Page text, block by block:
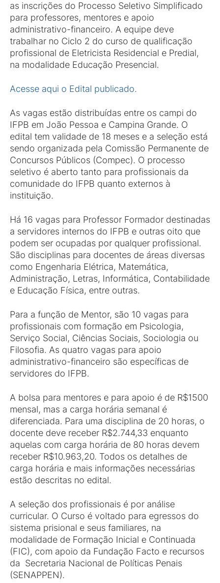
as inscrições do Processo Seletivo Simplificado
para professores, mentores e apoio
administrativo-financeiro. A equipe deve
trabalhar no Ciclo 2 do curso de qualificação
profissional de Eletricista Residencial e Predial,
na modalidade Educação Presencial.
Acesse aqui o Edital publicado.
As vagas estão distribuídas entre os campi do
IFPB em João Pessoa e Campina Grande. O
edital tem validade de 18 meses e a seleção está
sendo organizada pela Comissão Permanente de
Concursos Públicos (Compec). O processo
seletivo é aberto tanto para profissionais da
comunidade do IFPB quanto externos à
instituição.
Há 16 vagas para Professor Formador destinadas
a servidores internos do IFPB e outras oito que
podem ser ocupadas por qualquer profissional.
São disciplinas para docentes de áreas diversas
como Engenharia Elétrica, Matemática,
Administração, Letras, Informática, Contabilidade
e Educação Física, entre outras.
Para a função de Mentor, são 10 vagas para
profissionais com formação em Psicologia,
Serviço Social, Ciências Sociais, Sociologia ou
Filosofia. As quatro vagas para apoio
administrativo-financeiro são específicas de
servidores do IFPB.
A bolsa para mentores e para apoio é de R$1500
mensal, mas a carga horária semanal é
diferenciada. Para uma disciplina de 20 horas, o
docente deve receber R$2.744,33 enquanto
aquelas com carga horária de 80 horas devem
receber R$10.963,20. Todos os detalhes de
carga horária e mais informações necessárias
estão descritas no edital.
A seleção dos profissionais é por análise
curricular. O Curso é voltado para egressos do
sistema prisional e seus familiares, na
modalidade de Formação Inicial e Continuada
(FIC), com apoio da Fundação Facto e recursos
da Secretaria Nacional de Políticas Penais
(SENAPPEN).